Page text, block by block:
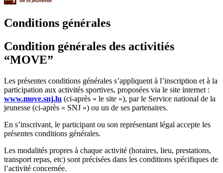
Conditions générales
Condition générales des activitiés
“MOVE”
Les présentes conditions générales s’appliquent à l’inscription et à la
participation aux activités sportives, proposées via le site internet :
www.move.snj.lu (ci-après « le site »), par le Service national de la
jeunesse (ci-après « SNJ ») ou un de ses partenaires.
En s’inscrivant, le participant ou son représentant légal accepte les
présentes conditions générales.
Les modalités propres à chaque activité (horaires, lieu, prestations,
transport repas, etc) sont précisées dans les conditions spécifiques de
l’activité concernée.